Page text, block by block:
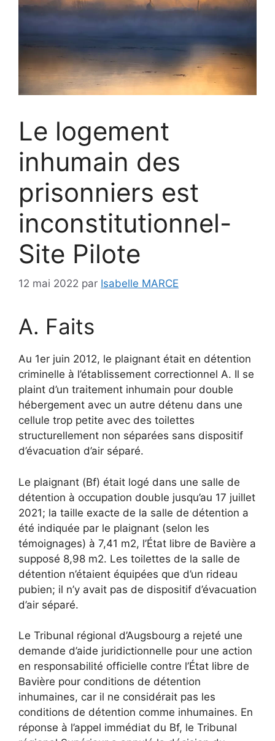
Le logement
inhumain des
prisonniers est
inconstitutionnel-
Site Pilote
12 mai 2022 par Isabelle MARCE
A. Faits
Au 1er juin 2012, le plaignant était en détention
criminelle à l’établissement correctionnel A. Il se
plaint d’un traitement inhumain pour double
hébergement avec un autre détenu dans une
cellule trop petite avec des toilettes
structurellement non séparées sans dispositif
d’évacuation d’air séparé.
Le plaignant (Bf) était logé dans une salle de
détention à occupation double jusqu’au 17 juillet
2021; la taille exacte de la salle de détention a
été indiquée par le plaignant (selon les
témoignages) à 7,41 m2, l’État libre de Bavière a
supposé 8,98 m2. Les toilettes de la salle de
détention n’étaient équipées que d’un rideau
pubien; il n’y avait pas de dispositif d’évacuation
d’air séparé.
Le Tribunal régional d’Augsbourg a rejeté une
demande d’aide juridictionnelle pour une action
en responsabilité officielle contre l’État libre de
Bavière pour conditions de détention
inhumaines, car il ne considérait pas les
conditions de détention comme inhumaines. En
réponse à l’appel immédiat du Bf, le Tribunal